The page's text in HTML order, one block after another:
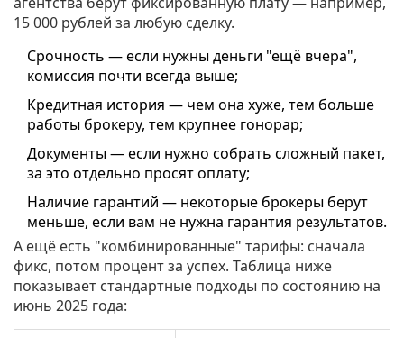
15 000 рублей за любую сделку.
Срочность — если нужны деньги "ещё вчера",
комиссия почти всегда выше;
Кредитная история — чем она хуже, тем больше
работы брокеру, тем крупнее гонорар;
Документы — если нужно собрать сложный пакет,
за это отдельно просят оплату;
Наличие гарантий — некоторые брокеры берут
меньше, если вам не нужна гарантия результатов.
А ещё есть "комбинированные" тарифы: сначала
фикс, потом процент за успех. Таблица ниже
показывает стандартные подходы по состоянию на
июнь 2025 года: